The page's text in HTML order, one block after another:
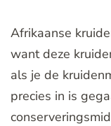
Afrikaanse
want deze
als je de
precies in is